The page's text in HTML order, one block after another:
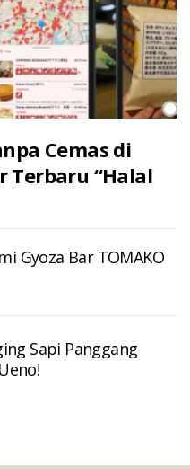
Cemas di
Terbaru “Halal
Gyoza Bar TOMAKO
Sapi Panggang